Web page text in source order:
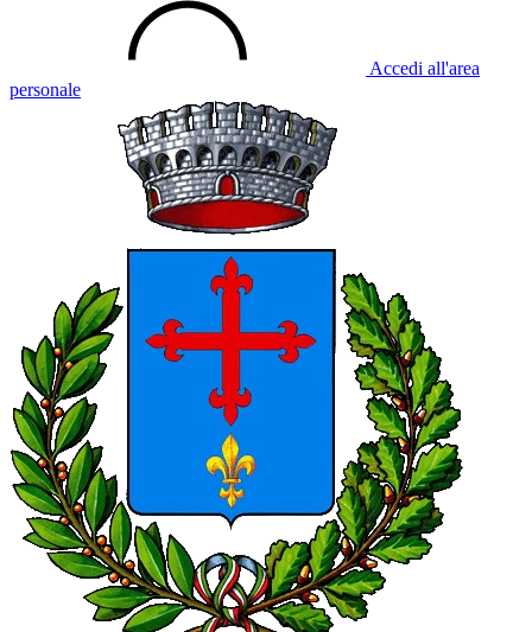
Accedi all'area
personale